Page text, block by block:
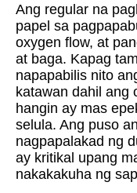
Ang regular na
papel sa
oxygen flow, at
at baga. Kapag
napapabilis nito
katawan dahil ang
hangin ay mas
selula. Ang puso
nagpapalakad ng
ay kritikal upang
nakakakuha ng